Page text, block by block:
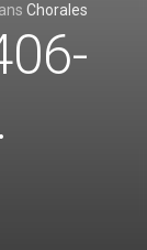
Chorales